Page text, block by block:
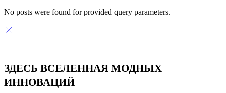
No posts were found for provided query parameters.
ЗДЕСЬ ВСЕЛЕННАЯ МОДНЫХ
ИННОВАЦИЙ